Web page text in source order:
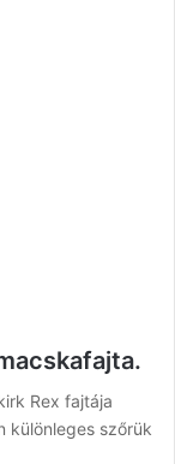
Rex fajtája
különleges szőrük